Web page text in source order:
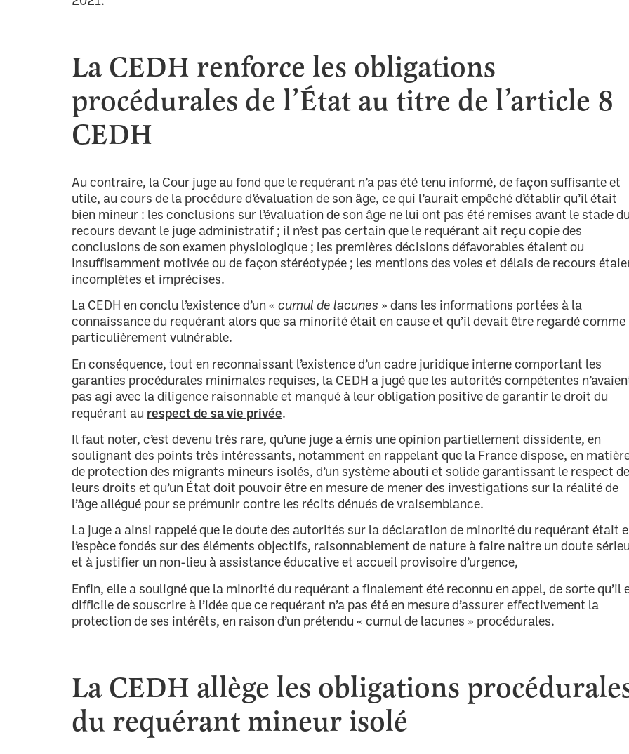
La CEDH renforce les obligations
procédurales de l’État au titre de l’article 8
CEDH
Au contraire, la Cour juge au fond que le requérant n’a pas été tenu informé, de façon suffisante et
utile, au cours de la procédure d’évaluation de son âge, ce qui l’aurait empêché d’établir qu’il était
bien mineur : les conclusions sur l’évaluation de son âge ne lui ont pas été remises avant le stade du
recours devant le juge administratif ; il n’est pas certain que le requérant ait reçu copie des
conclusions de son examen physiologique ; les premières décisions défavorables étaient ou
insuffisamment motivée ou de façon stéréotypée ; les mentions des voies et délais de recours
incomplètes et imprécises.
La CEDH en conclu l’existence d’un « cumul de lacunes » dans les informations portées à la
connaissance du requérant alors que sa minorité était en cause et qu’il devait être regardé comme
particulièrement vulnérable.
En conséquence, tout en reconnaissant l’existence d’un cadre juridique interne comportant les
garanties procédurales minimales requises, la CEDH a jugé que les autorités compétentes
pas agi avec la diligence raisonnable et manqué à leur obligation positive de garantir le droit du
requérant au respect de sa vie privée.
Il faut noter, c’est devenu très rare, qu’une juge a émis une opinion partiellement dissidente, en
soulignant des points très intéressants, notamment en rappelant que la France dispose, en
de protection des migrants mineurs isolés, d’un système abouti et solide garantissant le respect de
leurs droits et qu’un État doit pouvoir être en mesure de mener des investigations sur la réalité de
l’âge allégué pour se prémunir contre les récits dénués de vraisemblance.
La juge a ainsi rappelé que le doute des autorités sur la déclaration de minorité du requérant était
l’espèce fondés sur des éléments objectifs, raisonnablement de nature à faire naître un doute
et à justifier un non-lieu à assistance éducative et accueil provisoire d’urgence,
Enfin, elle a souligné que la minorité du requérant a finalement été reconnu en appel, de sorte qu’il
difficile de souscrire à l’idée que ce requérant n’a pas été en mesure d’assurer effectivement la
protection de ses intérêts, en raison d’un prétendu « cumul de lacunes » procédurales.
La CEDH allège les obligations
du requérant mineur isolé